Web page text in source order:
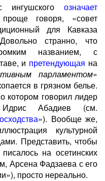
ингушского означает
говоря, «совет
для Кавказа
странно, что
названием, с
и претендующая на
парламентом»
в грязном белье.
котором говорил лидер
Идрис Абадиев (см.
»). Вообще же,
культурной
Представить, чтобы
на осетинских
Арсена Фадзаева с его
просто нереально.